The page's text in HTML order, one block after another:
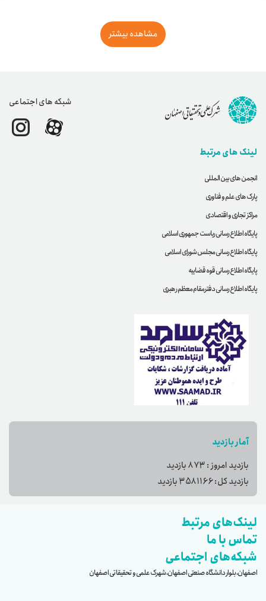
مشاهده بیشتر
شبکه های اجتماعی
لینک های مرتبط
انجمن های بین المللی
پارک های علم و فناوری
مراکز تجاری و اقتصادی
پایگاه اطلاع رسانی ریاست جمهوری اسلامی
پایگاه اطلاع رسانی مجلس شورای اسلامی
پایگاه اطلاع رسانی قوه قضاییه
پایگاه اطلاع رسانی دفترمقام معظم رهبری
آمار بازدید
بازدید امروز :873بازدید
بازدید کل:3581166بازدید
لینک‌های مرتبط
تماس با ما
شبکه‌های اجتماعی
اصفهان، بلوار دانشگاه صنعتی اصفهان، شهرک علمی و تحقیقاتی اصفهان